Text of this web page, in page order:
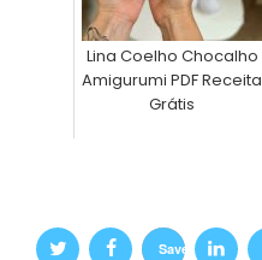
Lina Coelho Chocalho
Amigurumi PDF Receita
Grátis
Save